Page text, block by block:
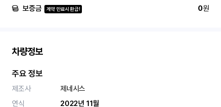
보증금 계약 만료시 환급! 0원
차량정보
주요 정보
제조사
제네시스
연식
2022년 11월